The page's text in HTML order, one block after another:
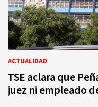
ACTUALIDAD
TSE aclara que
juez ni empleado